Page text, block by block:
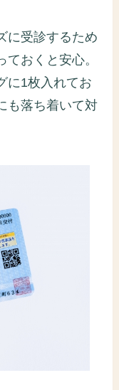
に受診するため
おくと安心。
に1枚入れてお
も落ち着いて対